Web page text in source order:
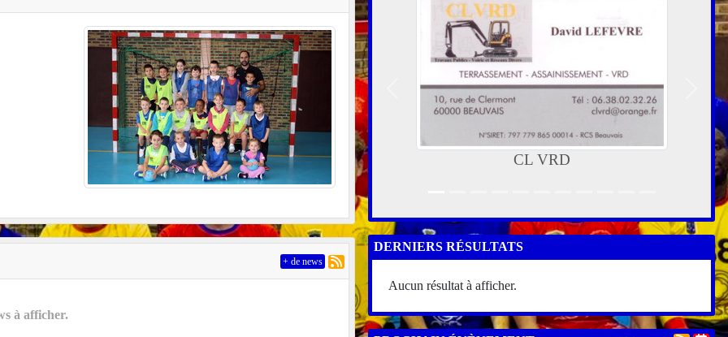
à afficher.
+ de news
CL VRD
Précedent
DERNIERS RÉSULTATS
Aucun résultat à afficher.